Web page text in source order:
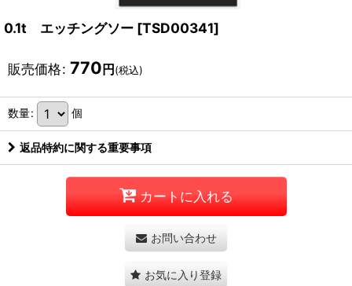
0.1t エッチングソー [TSD00341]
販売価格: 770円(税込)
数量: 個
返品特約に関する重要事項
カートに入れる
お問い合わせ
お気に入り登録